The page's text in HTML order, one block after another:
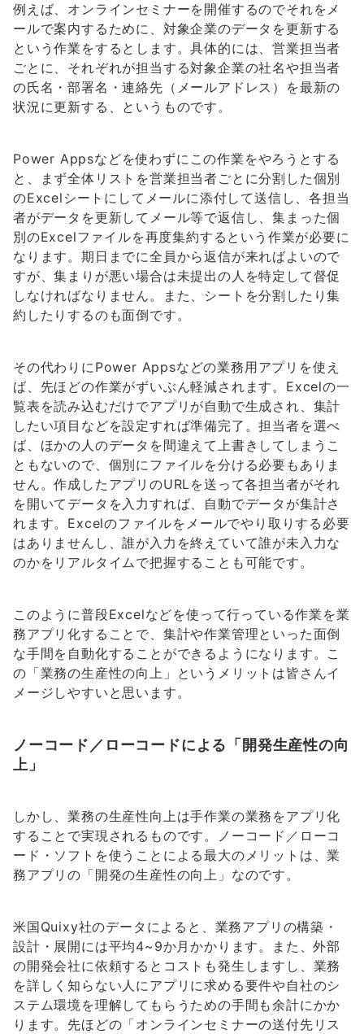
例えば、オンラインセミナーを開催するのでそれをメ
ールで案内するために、対象企業のデータを更新する
という作業をするとします。具体的には、営業担当者
ごとに、それぞれが担当する対象企業の社名や担当者
の氏名・部署名・連絡先（メールアドレス）を最新の
状況に更新する、というものです。
Power Appsなどを使わずにこの作業をやろうとする
と、まず全体リストを営業担当者ごとに分割した個別
のExcelシートにしてメールに添付して送信し、各担当
者がデータを更新してメール等で返信し、集まった個
別のExcelファイルを再度集約するという作業が必要に
なります。期日までに全員から返信が来ればよいので
すが、集まりが悪い場合は未提出の人を特定して督促
しなければなりません。また、シートを分割したり集
約したりするのも面倒です。
その代わりにPower Appsなどの業務用アプリを使え
ば、先ほどの作業がずいぶん軽減されます。Excelの一
覧表を読み込むだけでアプリが自動で生成され、集計
したい項目などを設定すれば準備完了。担当者を選べ
ば、ほかの人のデータを間違えて上書きしてしまうこ
ともないので、個別にファイルを分ける必要もありま
せん。作成したアプリのURLを送って各担当者がそれ
を開いてデータを入力すれば、自動でデータが集計さ
れます。Excelのファイルをメールでやり取りする必要
はありませんし、誰が入力を終えていて誰が未入力な
のかをリアルタイムで把握することも可能です。
このように普段Excelなどを使って行っている作業を業
務アプリ化することで、集計や作業管理といった面倒
な手間を自動化することができるようになります。こ
の「業務の生産性の向上」というメリットは皆さんイ
メージしやすいと思います。
ノーコード／ローコードによる「開発生産性の向
上」
しかし、業務の生産性向上は手作業の業務をアプリ化
することで実現されるものです。ノーコード／ローコ
ード・ソフトを使うことによる最大のメリットは、業
務アプリの「開発の生産性の向上」なのです。
米国Quixy社のデータによると、業務アプリの構築・
設計・展開には平均4~9か月かかります。また、外部
の開発会社に依頼するとコストも発生しますし、業務
を詳しく知らない人にアプリに求める要件や自社のシ
ステム環境を理解してもらうための手間も余計にかか
ります。先ほどの「オンラインセミナーの送付先リス